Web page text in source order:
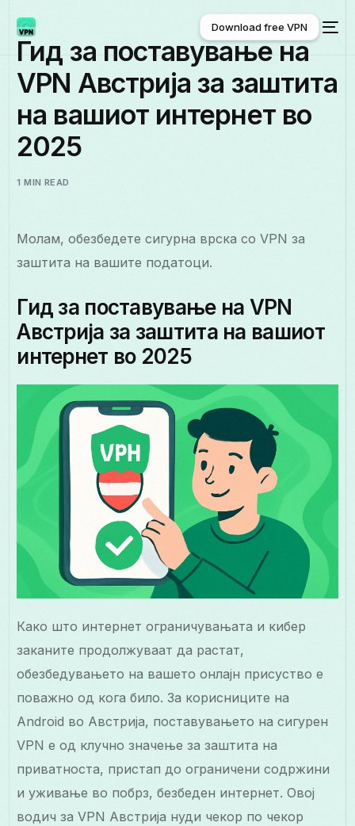
Македонски
Download free VPN
Download free VPN
Гид за поставување на
VPN Австрија за заштита
на вашиот интернет во
2025
1 MIN READ
Молам, обезбедете сигурна врска со VPN за
заштита на вашите податоци.
Гид за поставување на VPN
Австрија за заштита на вашиот
интернет во 2025
Како што интернет ограничувањата и кибер
заканите продолжуваат да растат,
обезбедувањето на вашето онлајн присуство е
поважно од кога било. За корисниците на
Android во Австрија, поставувањето на сигурен
VPN е од клучно значење за заштита на
приватноста, пристап до ограничени содржини
и уживање во побрз, безбеден интернет. Овој
водич за VPN Австрија нуди чекор по чекор